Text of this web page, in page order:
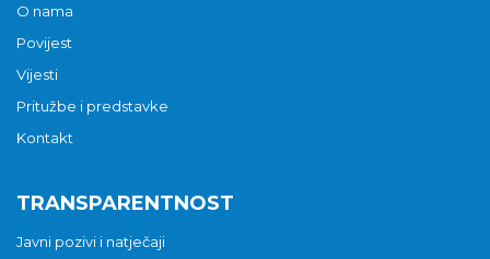
O nama
Povijest
Vijesti
Pritužbe i predstavke
Kontakt
TRANSPARENTNOST
Javni pozivi i natječaji